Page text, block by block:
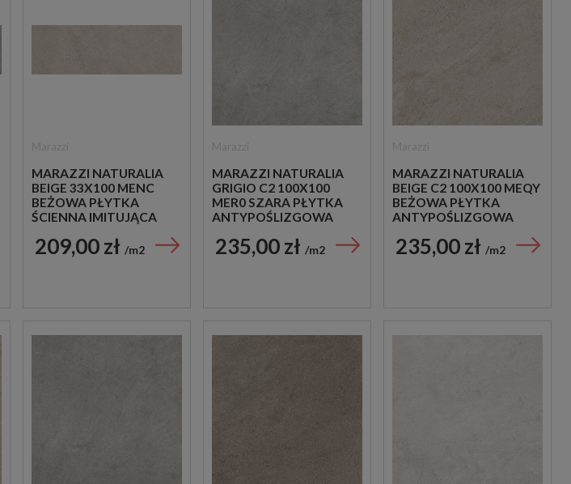
MARAZZI NATURALIA
BEIGE 33X100 MENC
BEŻOWA PŁYTKA
ŚCIENNA IMITUJĄCA
209,00 zł m2
MARAZZI NATURALIA
GRIGIO C2 100X100
MER0 SZARA PŁYTKA
ANTYPOŚLIZGOWA
235,00 zł m2
MARAZZI NATURALIA
BEIGE C2 100X100 MEQY
BEŻOWA PŁYTKA
ANTYPOŚLIZGOWA
235,00 zł m2